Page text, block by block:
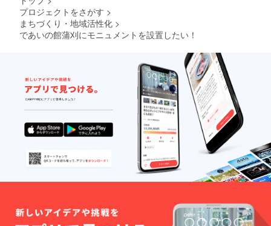
プロジェクトをさがす >
まちづくり・地域活性化 >
であいの館蒲刈にモニュメントを設置したい！